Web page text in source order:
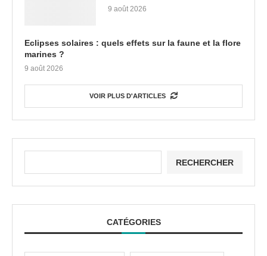
9 août 2026
Eclipses solaires : quels effets sur la faune et la flore
marines ?
9 août 2026
VOIR PLUS D'ARTICLES
RECHERCHER
CATÉGORIES